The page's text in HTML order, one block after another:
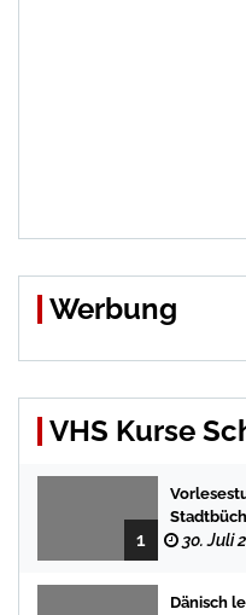
Werbung
VHS Kurse
1 30. Juli
Dänisch